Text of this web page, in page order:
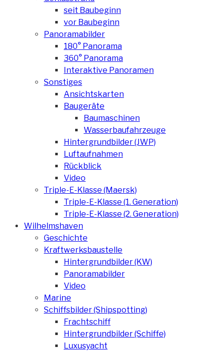
seit Baubeginn
vor Baubeginn
Panoramabilder
180° Panorama
360° Panorama
Interaktive Panoramen
Sonstiges
Ansichtskarten
Baugeräte
Baumaschinen
Wasserbaufahrzeuge
Hintergrundbilder (JWP)
Luftaufnahmen
Rückblick
Video
Triple-E-Klasse (Maersk)
Triple-E-Klasse (1. Generation)
Triple-E-Klasse (2. Generation)
Wilhelmshaven
Geschichte
Kraftwerksbaustelle
Hintergrundbilder (KW)
Panoramabilder
Video
Marine
Schiffsbilder (Shipspotting)
Frachtschiff
Hintergrundbilder (Schiffe)
Luxusyacht